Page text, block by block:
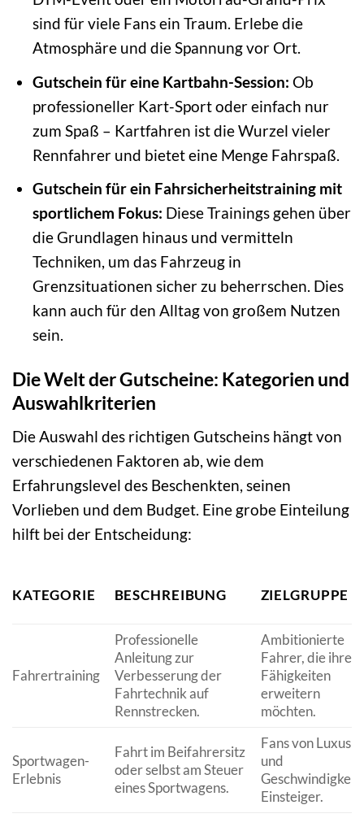
sind für viele Fans ein Traum. Erlebe die
Atmosphäre und die Spannung vor Ort.
Gutschein für eine Kartbahn-Session: Ob
professioneller Kart-Sport oder einfach nur
zum Spaß – Kartfahren ist die Wurzel vieler
Rennfahrer und bietet eine Menge Fahrspaß.
Gutschein für ein Fahrsicherheitstraining mit
sportlichem Fokus: Diese Trainings gehen über
die Grundlagen hinaus und vermitteln
Techniken, um das Fahrzeug in
Grenzsituationen sicher zu beherrschen. Dies
kann auch für den Alltag von großem Nutzen
sein.
Die Welt der Gutscheine: Kategorien und
Auswahlkriterien
Die Auswahl des richtigen Gutscheins hängt von
verschiedenen Faktoren ab, wie dem
Erfahrungslevel des Beschenkten, seinen
Vorlieben und dem Budget. Eine grobe Einteilung
hilft bei der Entscheidung:
KATEGORIE BESCHREIBUNG ZIELGRUPPE
Fahrertraining
Professionelle
Anleitung zur
Verbesserung der
Fahrtechnik auf
Rennstrecken.
Ambitionierte
Fahrer, die ihre
Fähigkeiten
erweitern
möchten.
Sportwagen-
Erlebnis
Fahrt im Beifahrersitz
oder selbst am Steuer
eines Sportwagens.
Fans von Luxus
und
Geschwindigkeit,
Einsteiger.